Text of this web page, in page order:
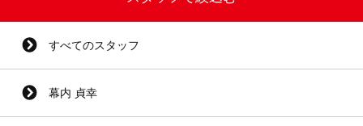
すべてのスタッフ
幕内 貞幸